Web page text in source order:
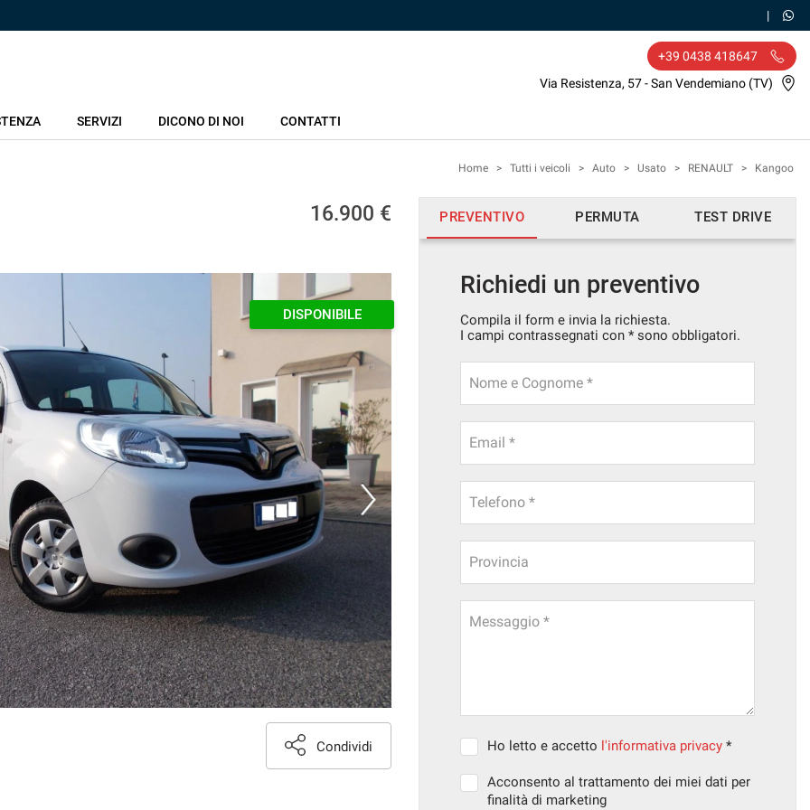
+39 0438 418647
Via Resistenza, 57 - San Vendemiano (TV)
SERVIZI DICONO DI NOI CONTATTI
Home > Tutti i veicoli > Auto > Usato > RENAULT > Kangoo
16.900 €
DISPONIBILE
Condividi
PREVENTIVO PERMUTA TEST DRIVE
Richiedi un preventivo
Compila il form e invia la richiesta.
I campi contrassegnati con * sono obbligatori.
Nome e Cognome *
Email *
Telefono *
Provincia
Messaggio *
Ho letto e accetto l'informativa privacy *
Acconsento al trattamento dei miei dati per
finalità di marketing